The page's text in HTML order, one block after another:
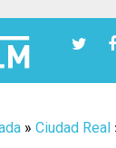
» Ciudad Real